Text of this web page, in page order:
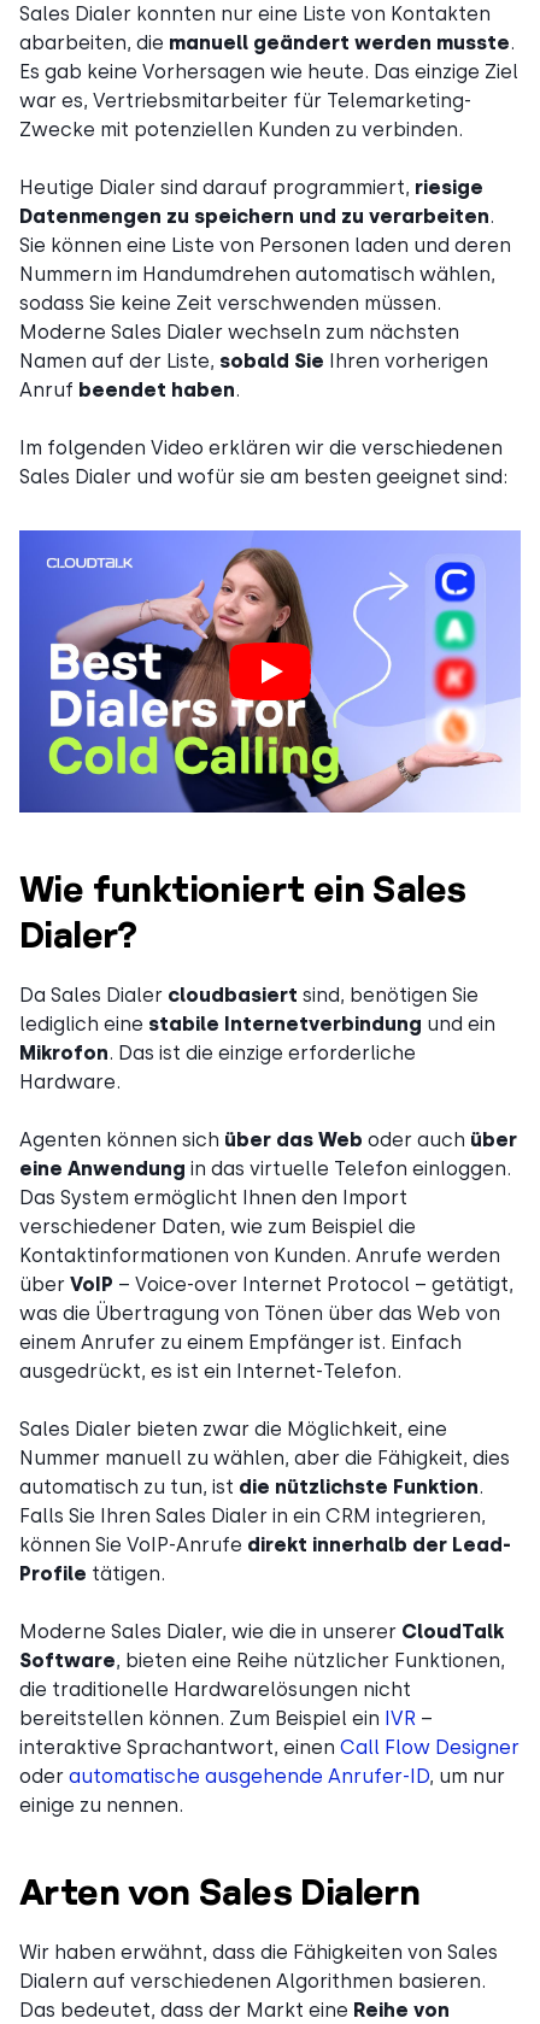
Sales Dialer konnten nur eine Liste von Kontakten
abarbeiten, die manuell geändert werden musste.
Es gab keine Vorhersagen wie heute. Das einzige Ziel
war es, Vertriebsmitarbeiter für Telemarketing-
Zwecke mit potenziellen Kunden zu verbinden.
Heutige Dialer sind darauf programmiert, riesige
Datenmengen zu speichern und zu verarbeiten.
Sie können eine Liste von Personen laden und deren
Nummern im Handumdrehen automatisch wählen,
sodass Sie keine Zeit verschwenden müssen.
Moderne Sales Dialer wechseln zum nächsten
Namen auf der Liste, sobald Sie Ihren vorherigen
Anruf beendet haben.
Im folgenden Video erklären wir die verschiedenen
Sales Dialer und wofür sie am besten geeignet sind:
Wie funktioniert ein Sales
Dialer?
Da Sales Dialer cloudbasiert sind, benötigen Sie
lediglich eine stabile Internetverbindung und ein
Mikrofon. Das ist die einzige erforderliche
Hardware.
Agenten können sich über das Web oder auch über
eine Anwendung in das virtuelle Telefon einloggen.
Das System ermöglicht Ihnen den Import
verschiedener Daten, wie zum Beispiel die
Kontaktinformationen von Kunden. Anrufe werden
über VoIP – Voice-over Internet Protocol – getätigt,
was die Übertragung von Tönen über das Web von
einem Anrufer zu einem Empfänger ist. Einfach
ausgedrückt, es ist ein Internet-Telefon.
Sales Dialer bieten zwar die Möglichkeit, eine
Nummer manuell zu wählen, aber die Fähigkeit, dies
automatisch zu tun, ist die nützlichste Funktion.
Falls Sie Ihren Sales Dialer in ein CRM integrieren,
können Sie VoIP-Anrufe direkt innerhalb der Lead-
Profile tätigen.
Moderne Sales Dialer, wie die in unserer CloudTalk
Software, bieten eine Reihe nützlicher Funktionen,
die traditionelle Hardwarelösungen nicht
bereitstellen können. Zum Beispiel ein IVR –
interaktive Sprachantwort, einen Call Flow Designer
oder automatische ausgehende Anrufer-ID, um nur
einige zu nennen.
Arten von Sales Dialern
Wir haben erwähnt, dass die Fähigkeiten von Sales
Dialern auf verschiedenen Algorithmen basieren.
Das bedeutet, dass der Markt eine Reihe von